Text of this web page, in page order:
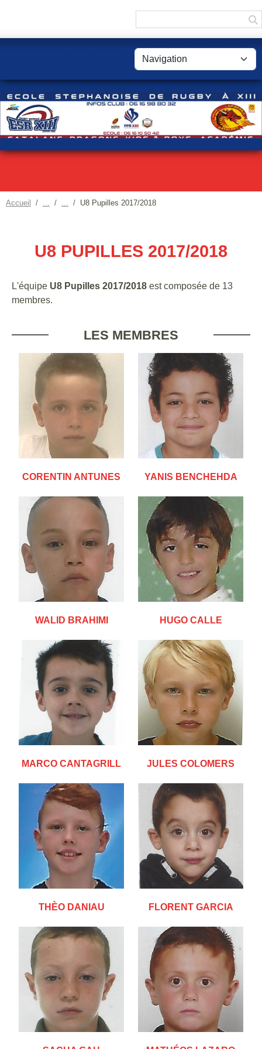
Accueil U8 Pupilles 2017/2018
U8 PUPILLES 2017/2018
L'équipe U8 Pupilles 2017/2018 est composée de 13
membres.
LES MEMBRES
CORENTIN ANTUNES YANIS BENCHEHDA
WALID BRAHIMI HUGO CALLE
MARCO CANTAGRILL JULES COLOMERS
THÈO DANIAU FLORENT GARCIA